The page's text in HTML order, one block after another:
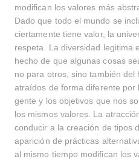
modifican los valores más
Dado que todo el mundo se
ciertamente tiene valor, la
respeta. La diversidad legitima
hecho de que algunas cosas
no para otros, sino también
atraídos de forma diferente por
gente y los objetivos que nos
los mismos valores. La
conducir a la creación de tipos
aparición de prácticas
al mismo tiempo modifican los